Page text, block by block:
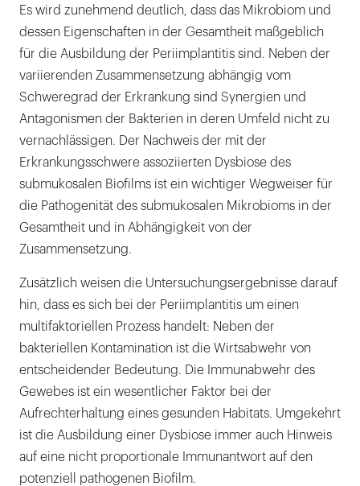
Es wird zunehmend deutlich, dass das Mikrobiom und
dessen Eigenschaften in der Gesamtheit maßgeblich
für die Ausbildung der Periimplantitis sind. Neben der
variierenden Zusammensetzung abhängig vom
Schweregrad der Erkrankung sind Synergien und
Antagonismen der Bakterien in deren Umfeld nicht zu
vernachlässigen. Der Nachweis der mit der
Erkrankungsschwere assoziierten Dysbiose des
submukosalen Biofilms ist ein wichtiger Wegweiser für
die Pathogenität des submukosalen Mikrobioms in der
Gesamtheit und in Abhängigkeit von der
Zusammensetzung.
Zusätzlich weisen die Untersuchungsergebnisse darauf
hin, dass es sich bei der Periimplantitis um einen
multifaktoriellen Prozess handelt: Neben der
bakteriellen Kontamination ist die Wirtsabwehr von
entscheidender Bedeutung. Die Immunabwehr des
Gewebes ist ein wesentlicher Faktor bei der
Aufrechterhaltung eines gesunden Habitats. Umgekehrt
ist die Ausbildung einer Dysbiose immer auch Hinweis
auf eine nicht proportionale Immunantwort auf den
potenziell pathogenen Biofilm.